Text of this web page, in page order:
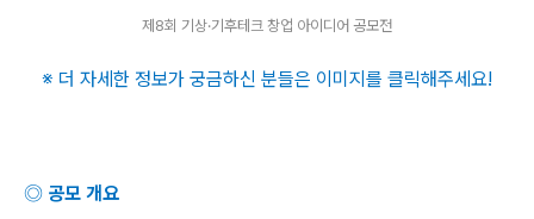
제8회 기상·기후테크 창업 아이디어 공모전
※ 더 자세한 정보가 궁금하신 분들은 이미지를 클릭해주세요!
◎ 공모 개요